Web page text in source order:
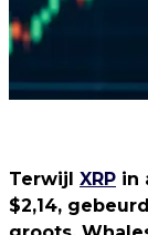
Terwijl XRP in
$2,14,